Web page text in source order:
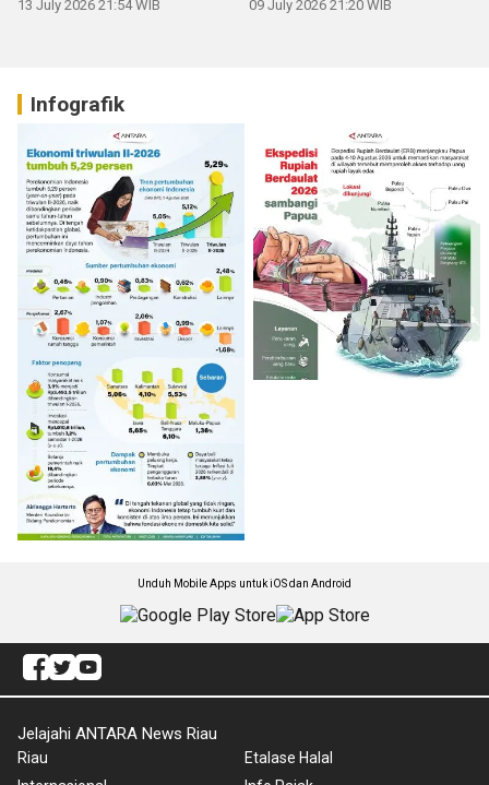
13 July 2026 21:54 WIB 09 July 2026 21:20 WIB
Infografik
Unduh Mobile Apps untuk iOS dan Android
Jelajahi ANTARA News Riau
Riau
Etalase Halal